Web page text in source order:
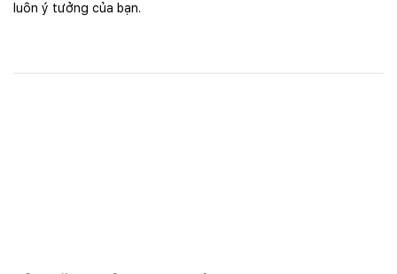
luôn ý tưởng của bạn.